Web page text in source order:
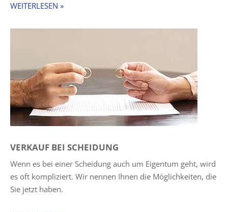
WEITERLESEN »
VERKAUF BEI SCHEIDUNG
Wenn es bei einer Scheidung auch um Eigentum geht, wird
es oft kompliziert. Wir nennen Ihnen die Möglichkeiten, die
Sie jetzt haben.